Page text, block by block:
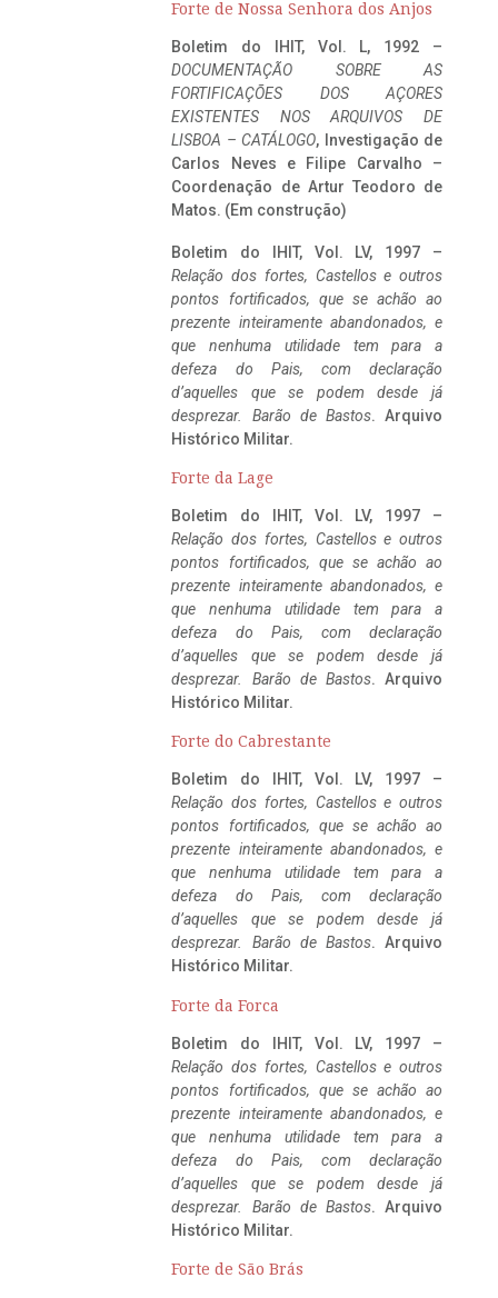
Forte de Nossa Senhora dos Anjos
Boletim do IHIT, Vol. L, 1992 –
DOCUMENTAÇÃO SOBRE AS
FORTIFICAÇÕES DOS AÇORES
EXISTENTES NOS ARQUIVOS DE
LISBOA – CATÁLOGO, Investigação de
Carlos Neves e Filipe Carvalho –
Coordenação de Artur Teodoro de
Matos. (Em construção)
Boletim do IHIT, Vol. LV, 1997 –
Relação dos fortes, Castellos e outros
pontos fortificados, que se achão ao
prezente inteiramente abandonados, e
que nenhuma utilidade tem para a
defeza do Pais, com declaração
d’aquelles que se podem desde já
desprezar. Barão de Bastos. Arquivo
Histórico Militar.
Forte da Lage
Boletim do IHIT, Vol. LV, 1997 –
Relação dos fortes, Castellos e outros
pontos fortificados, que se achão ao
prezente inteiramente abandonados, e
que nenhuma utilidade tem para a
defeza do Pais, com declaração
d’aquelles que se podem desde já
desprezar. Barão de Bastos. Arquivo
Histórico Militar.
Forte do Cabrestante
Boletim do IHIT, Vol. LV, 1997 –
Relação dos fortes, Castellos e outros
pontos fortificados, que se achão ao
prezente inteiramente abandonados, e
que nenhuma utilidade tem para a
defeza do Pais, com declaração
d’aquelles que se podem desde já
desprezar. Barão de Bastos. Arquivo
Histórico Militar.
Forte da Forca
Boletim do IHIT, Vol. LV, 1997 –
Relação dos fortes, Castellos e outros
pontos fortificados, que se achão ao
prezente inteiramente abandonados, e
que nenhuma utilidade tem para a
defeza do Pais, com declaração
d’aquelles que se podem desde já
desprezar. Barão de Bastos. Arquivo
Histórico Militar.
Forte de São Brás